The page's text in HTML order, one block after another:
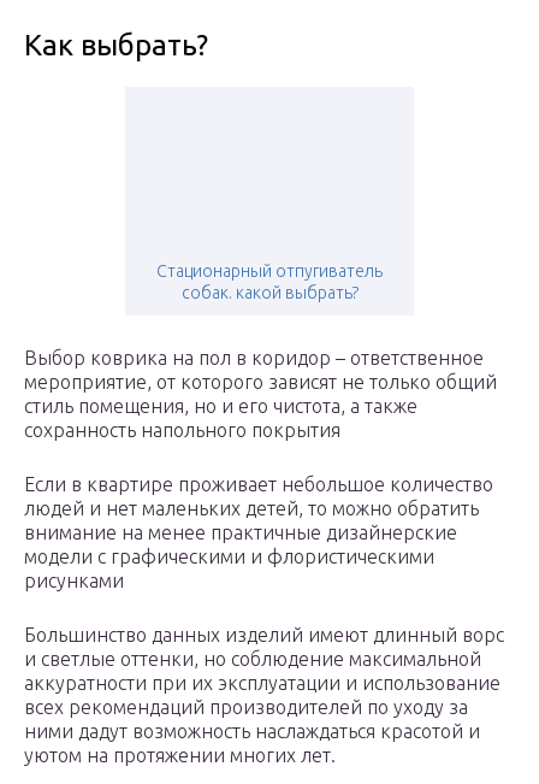
Как выбрать?
Стационарный отпугиватель
собак. какой выбрать?
Выбор коврика на пол в коридор – ответственное
мероприятие, от которого зависят не только общий
стиль помещения, но и его чистота, а также
сохранность напольного покрытия
Если в квартире проживает небольшое количество
людей и нет маленьких детей, то можно обратить
внимание на менее практичные дизайнерские
модели с графическими и флористическими
рисунками
Большинство данных изделий имеют длинный ворс
и светлые оттенки, но соблюдение максимальной
аккуратности при их эксплуатации и использование
всех рекомендаций производителей по уходу за
ними дадут возможность наслаждаться красотой и
уютом на протяжении многих лет.